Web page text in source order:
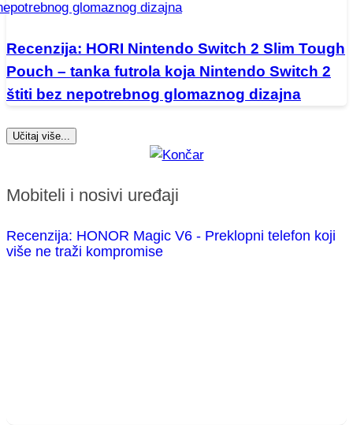
Recenzija: HORI Nintendo Switch 2 Slim Tough
Pouch – tanka futrola koja Nintendo Switch 2
štiti bez nepotrebnog glomaznog dizajna
Učitaj više...
Mobiteli i nosivi uređaji
Recenzija: HONOR Magic V6 - Preklopni telefon koji
više ne traži kompromise